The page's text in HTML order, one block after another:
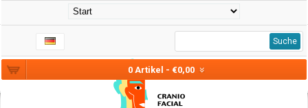
0 Artikel - €0,00
Suche